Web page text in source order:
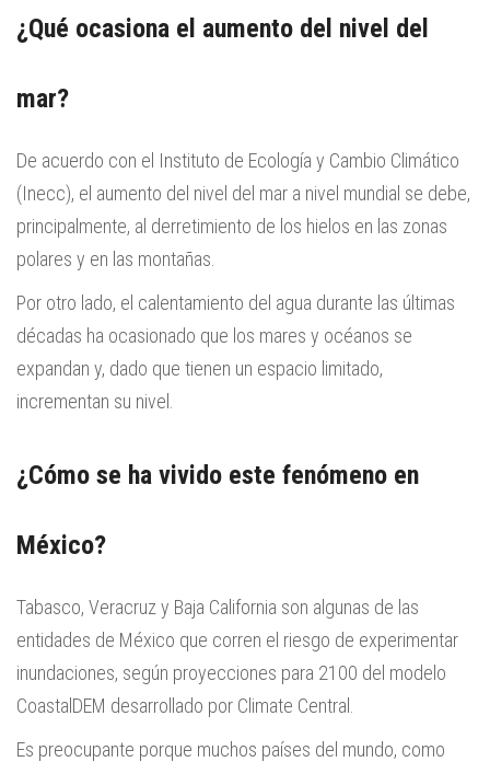
¿Qué ocasiona el aumento del nivel del
mar?
De acuerdo con el Instituto de Ecología y Cambio Climático
(Inecc), el aumento del nivel del mar a nivel mundial se debe,
principalmente, al derretimiento de los hielos en las zonas
polares y en las montañas.
Por otro lado, el calentamiento del agua durante las últimas
décadas ha ocasionado que los mares y océanos se
expandan y, dado que tienen un espacio limitado,
incrementan su nivel.
¿Cómo se ha vivido este fenómeno en
México?
Tabasco, Veracruz y Baja California son algunas de las
entidades de México que corren el riesgo de experimentar
inundaciones, según proyecciones para 2100 del modelo
CoastalDEM desarrollado por Climate Central.
Es preocupante porque muchos países del mundo, como